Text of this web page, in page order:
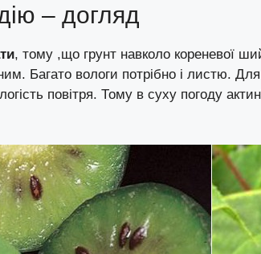
– догляд
, тому ,що грунт навколо кореневої
Багато вологи потрібно і листю.
повітря. Тому в суху погоду